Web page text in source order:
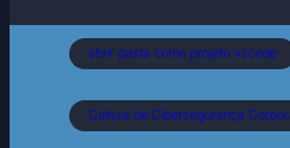
abrir pasta como projeto vscode
Cultura de Cibersegurança